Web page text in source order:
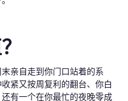
亲自走到你门口站着的系
紧又按周复利的翻台、你白
有一个在你最忙的夜晚零成